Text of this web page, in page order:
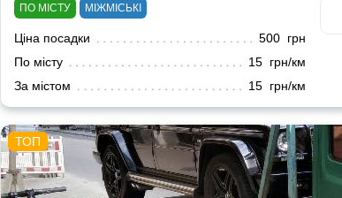
ПО МІСТУ МІЖМІСЬКІ
Ціна посадки
500 грн
По місту
15 грн/км
За містом
15 грн/км